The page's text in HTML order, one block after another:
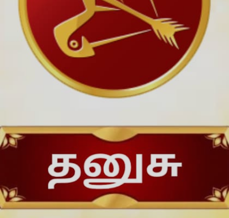
பரிகாரம்: